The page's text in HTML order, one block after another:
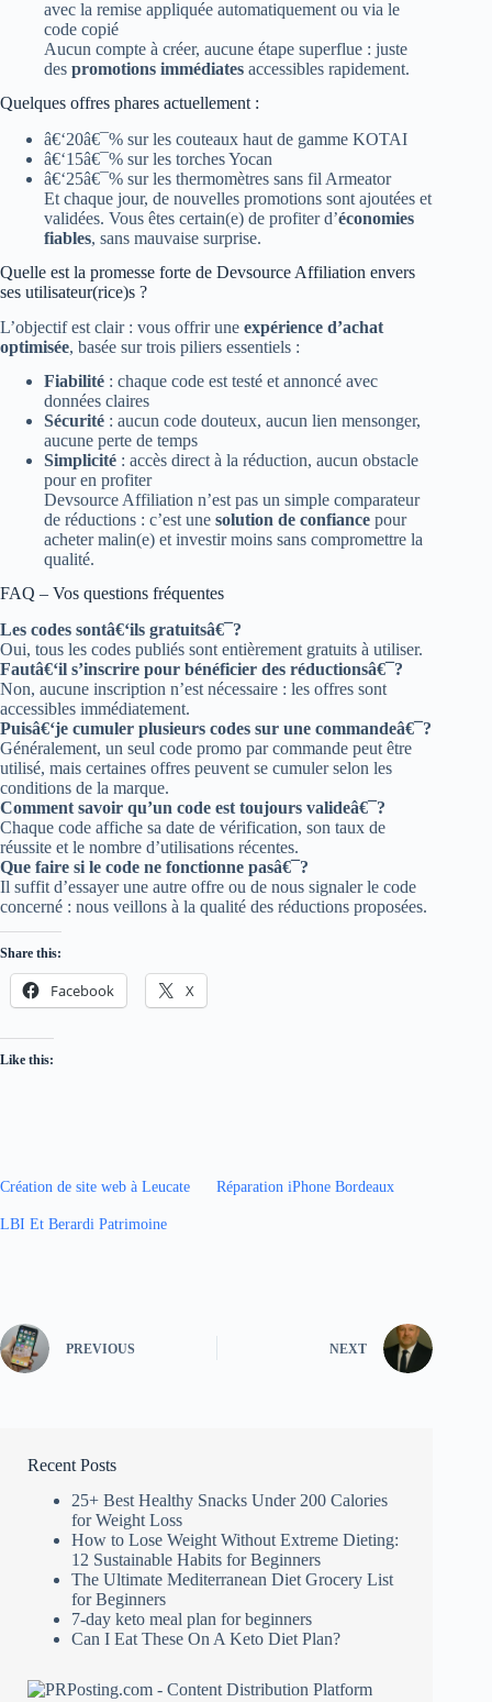
avec la remise appliquée automatiquement ou via le
code copié
Aucun compte à créer, aucune étape superflue : juste
des promotions immédiates accessibles rapidement.
Quelques offres phares actuellement :
â€‘20â€¯% sur les couteaux haut de gamme KOTAI
â€‘15â€¯% sur les torches Yocan
â€‘25â€¯% sur les thermomètres sans fil Armeator
Et chaque jour, de nouvelles promotions sont ajoutées et
validées. Vous êtes certain(e) de profiter d’économies
fiables, sans mauvaise surprise.
Quelle est la promesse forte de Devsource Affiliation envers
ses utilisateur(rice)s ?
L’objectif est clair : vous offrir une expérience d’achat
optimisée, basée sur trois piliers essentiels :
Fiabilité : chaque code est testé et annoncé avec
données claires
Sécurité : aucun code douteux, aucun lien mensonger,
aucune perte de temps
Simplicité : accès direct à la réduction, aucun obstacle
pour en profiter
Devsource Affiliation n’est pas un simple comparateur
de réductions : c’est une solution de confiance pour
acheter malin(e) et investir moins sans compromettre la
qualité.
FAQ – Vos questions fréquentes
Les codes sontâ€‘ils gratuitsâ€¯?
Oui, tous les codes publiés sont entièrement gratuits à utiliser.
Fautâ€‘il s’inscrire pour bénéficier des réductionsâ€¯?
Non, aucune inscription n’est nécessaire : les offres sont
accessibles immédiatement.
Puisâ€‘je cumuler plusieurs codes sur une commandeâ€¯?
Généralement, un seul code promo par commande peut être
utilisé, mais certaines offres peuvent se cumuler selon les
conditions de la marque.
Comment savoir qu’un code est toujours valideâ€¯?
Chaque code affiche sa date de vérification, son taux de
réussite et le nombre d’utilisations récentes.
Que faire si le code ne fonctionne pasâ€¯?
Il suffit d’essayer une autre offre ou de nous signaler le code
concerné : nous veillons à la qualité des réductions proposées.
Share this:
Facebook X
Like this:
Création de site web à Leucate Réparation iPhone Bordeaux
LBI Et Berardi Patrimoine
PREVIOUS NEXT
Recent Posts
25+ Best Healthy Snacks Under 200 Calories
for Weight Loss
How to Lose Weight Without Extreme Dieting:
12 Sustainable Habits for Beginners
The Ultimate Mediterranean Diet Grocery List
for Beginners
7-day keto meal plan for beginners
Can I Eat These On A Keto Diet Plan?